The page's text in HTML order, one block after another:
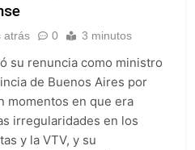
atrás 0 3 minutos
su renuncia como ministro
de Buenos Aires por
momentos en que era
irregularidades en los
y la VTV, y su